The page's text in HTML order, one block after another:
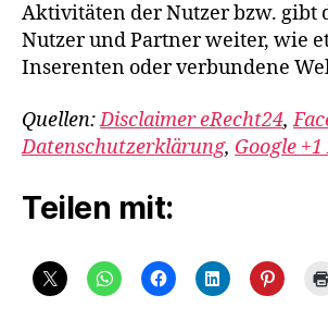
Aktivitäten der Nutzer bzw. gibt
Nutzer und Partner weiter, wie
Inserenten oder verbundene
Quellen:Disclaimer eRecht24,
Datenschutzerklärung, Google
Teilen mit: